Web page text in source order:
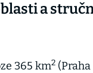
a
365 km2